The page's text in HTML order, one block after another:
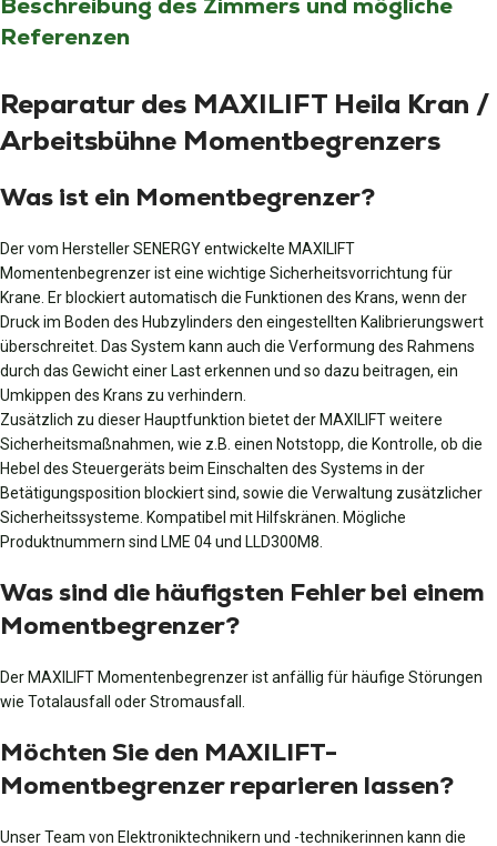
Referenzen
Reparatur des MAXILIFT Heila Kran /
Arbeitsbühne Momentbegrenzers
Was ist ein Momentbegrenzer?
Der vom Hersteller SENERGY entwickelte MAXILIFT
Momentenbegrenzer ist eine wichtige Sicherheitsvorrichtung für
Krane. Er blockiert automatisch die Funktionen des Krans, wenn der
Druck im Boden des Hubzylinders den eingestellten Kalibrierungswert
überschreitet. Das System kann auch die Verformung des Rahmens
durch das Gewicht einer Last erkennen und so dazu beitragen, ein
Umkippen des Krans zu verhindern.
Zusätzlich zu dieser Hauptfunktion bietet der MAXILIFT weitere
Sicherheitsmaßnahmen, wie z.B. einen Notstopp, die Kontrolle, ob die
Hebel des Steuergeräts beim Einschalten des Systems in der
Betätigungsposition blockiert sind, sowie die Verwaltung zusätzlicher
Sicherheitssysteme. Kompatibel mit Hilfskränen. Mögliche
Produktnummern sind LME 04 und LLD300M8.
Was sind die häufigsten Fehler bei einem
Momentbegrenzer?
Der MAXILIFT Momentenbegrenzer ist anfällig für häufige Störungen
wie Totalausfall oder Stromausfall.
Möchten Sie den MAXILIFT-
Momentbegrenzer reparieren lassen?
Unser Team von Elektroniktechnikern und -technikerinnen kann die